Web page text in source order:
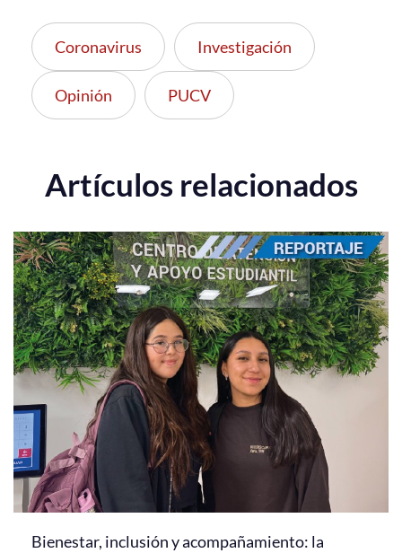
Coronavirus Investigación
Opinión PUCV
Artículos relacionados
Bienestar, inclusión y acompañamiento: la